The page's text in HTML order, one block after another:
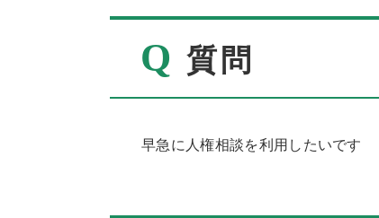
Q 質問
早急に人権相談を利用したいです